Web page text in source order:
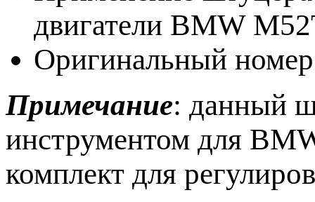
двигатели BMW
Оригинальный
Примечание: данный
инструментом для
комплект для